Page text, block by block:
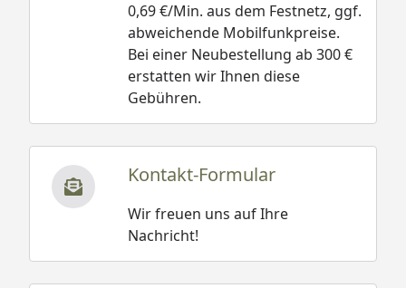
0,69 €/Min. aus dem Festnetz, ggf.
abweichende Mobilfunkpreise.
Bei einer Neubestellung ab 300 €
erstatten wir Ihnen diese
Gebühren.
Kontakt-Formular
Wir freuen uns auf Ihre
Nachricht!